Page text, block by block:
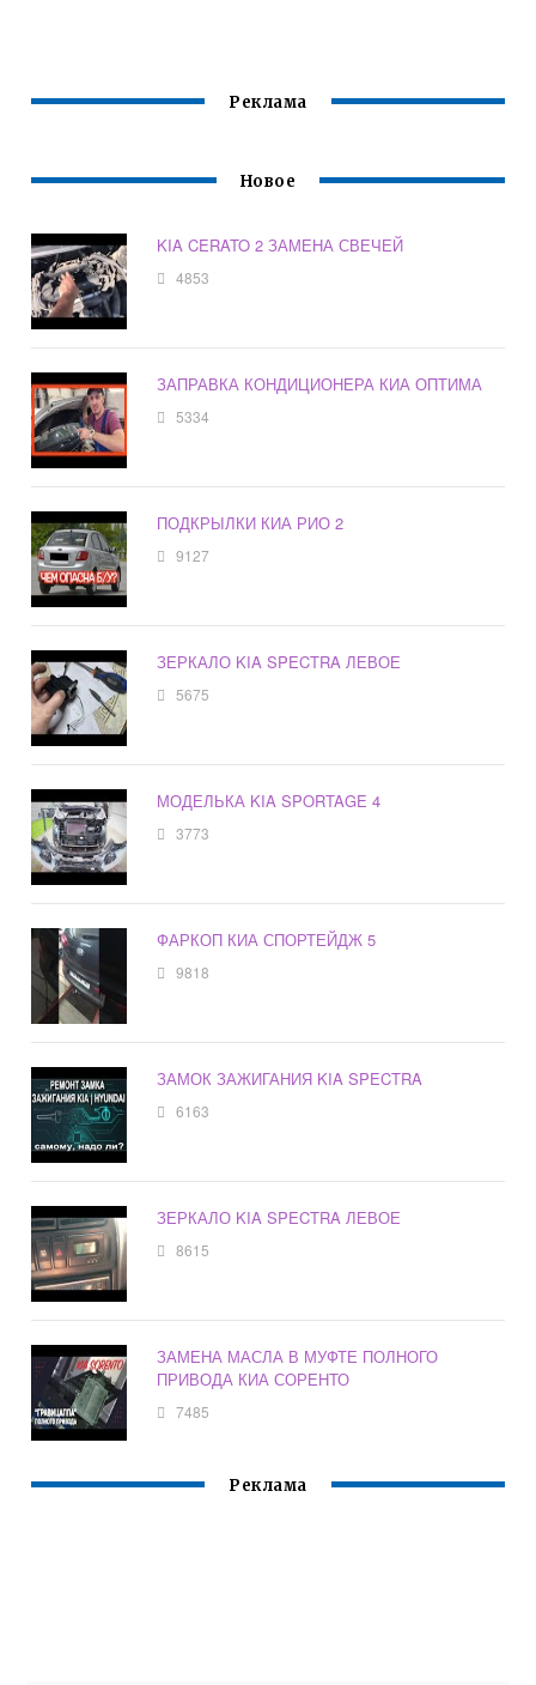
Реклама
Новое
KIA CERATO 2 ЗАМЕНА СВЕЧЕЙ
4853
ЗАПРАВКА КОНДИЦИОНЕРА КИА ОПТИМА
5334
ПОДКРЫЛКИ КИА РИО 2
9127
ЗЕРКАЛО KIA SPECTRA ЛЕВОЕ
5675
МОДЕЛЬКА KIA SPORTAGE 4
3773
ФАРКОП КИА СПОРТЕЙДЖ 5
9818
ЗАМОК ЗАЖИГАНИЯ KIA SPECTRA
6163
ЗЕРКАЛО KIA SPECTRA ЛЕВОЕ
8615
ЗАМЕНА МАСЛА В МУФТЕ ПОЛНОГО
ПРИВОДА КИА СОРЕНТО
7485
Реклама